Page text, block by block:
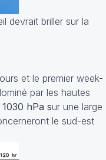
devrait briller sur la
et le premier week-
par les hautes
1030 hPa sur une large
le sud-est